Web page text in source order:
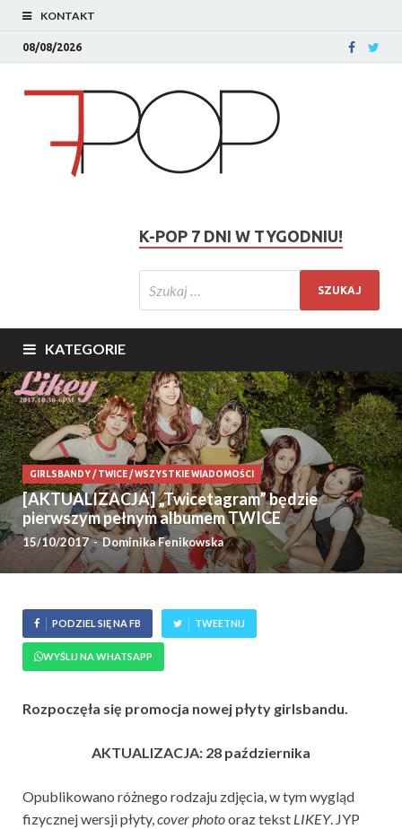
KONTAKT
08/08/2026
K-POP 7 DNI W TYGODNIU!
KATEGORIE
GIRLSBANDY/TWICE/WSZYSTKIE WIADOMOŚCI
[AKTUALIZACJA] „Twicetagram” będzie
pierwszym pełnym albumem TWICE
15/10/2017-Dominika Fenikowska
PODZIEL SIĘ NA FB TWEETNIJ
WYŚLIJ NA WHATSAPP
Rozpoczęła się promocja nowej płyty girlsbandu.
AKTUALIZACJA: 28 października
Opublikowano różnego rodzaju zdjęcia, w tym wygląd
fizycznej wersji płyty,cover photooraz tekst LIKEY. JYP